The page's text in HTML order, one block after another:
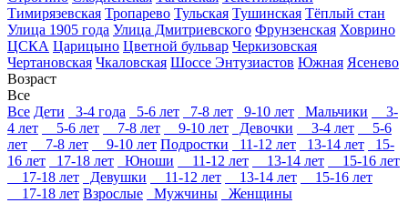
Тимирязевская Тропарево Тульская Тушинская Тёплый стан
Улица 1905 года Улица Дмитриевского Фрунзенская Ховрино
ЦСКА Царицыно Цветной бульвар Черкизовская
Чертановская Чкаловская Шоссе Энтузиастов Южная Ясенево
Возраст
Все
Все Дети 3-4 года 5-6 лет 7-8 лет 9-10 лет Мальчики
3-
4 лет
5-6 лет 7-8 лет 9-10 лет Девочки 3-4 лет
5-6
лет
7-8 лет 9-10 лет Подростки 11-12 лет 13-14 лет
15-
16 лет
17-18 лет Юноши 11-12 лет 13-14 лет
15-16 лет
17-18 лет
Девушки 11-12 лет 13-14 лет
15-16 лет
17-18 лет Взрослые Мужчины
Женщины